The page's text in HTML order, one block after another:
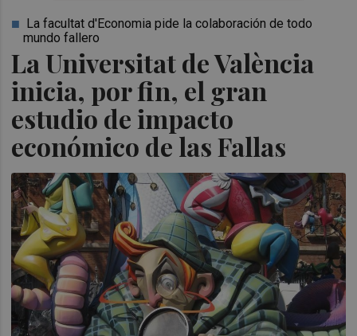
La Universitat de València
inicia, por fin, el gran
estudio de impacto
económico de las Fallas
La facultat d'Economia pide la colaboración de todo
mundo fallero